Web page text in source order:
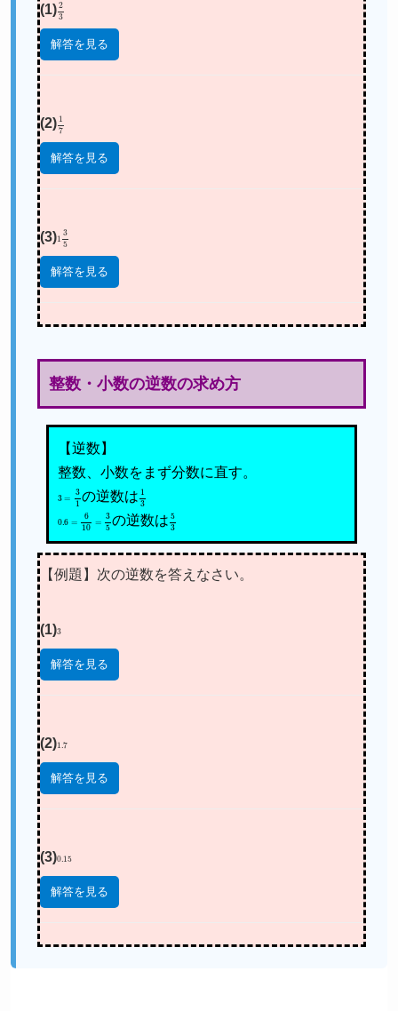
(1)23
解答を見る
(2) 1
解答を見る
(3)1 3
解答を見る
整数・小数の逆数の求め方
【逆数】
整数、小数をまず分数に直す。
3 1 の逆数は 13
0.6 10 5 の逆数は 53
【例題】次の逆数を答えなさい。
(1)3
解答を見る
(2)1.7
解答を見る
(3)0.15
解答を見る